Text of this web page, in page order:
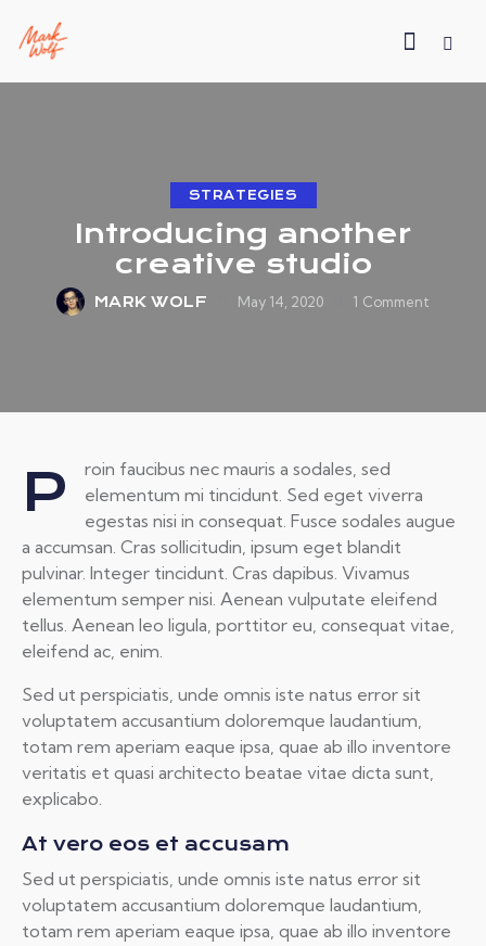
STRATEGIES
Introducing another
creative studio
MARK WOLF May 14, 2020 1 Comment
Proin faucibus nec mauris a sodales, sed
elementum mi tincidunt. Sed eget viverra
egestas nisi in consequat. Fusce sodales augue
a accumsan. Cras sollicitudin, ipsum eget blandit
pulvinar. Integer tincidunt. Cras dapibus. Vivamus
elementum semper nisi. Aenean vulputate eleifend
tellus. Aenean leo ligula, porttitor eu, consequat vitae,
eleifend ac, enim.
Sed ut perspiciatis, unde omnis iste natus error sit
voluptatem accusantium doloremque laudantium,
totam rem aperiam eaque ipsa, quae ab illo inventore
veritatis et quasi architecto beatae vitae dicta sunt,
explicabo.
At vero eos et accusam
Sed ut perspiciatis, unde omnis iste natus error sit
voluptatem accusantium doloremque laudantium,
totam rem aperiam eaque ipsa, quae ab illo inventore